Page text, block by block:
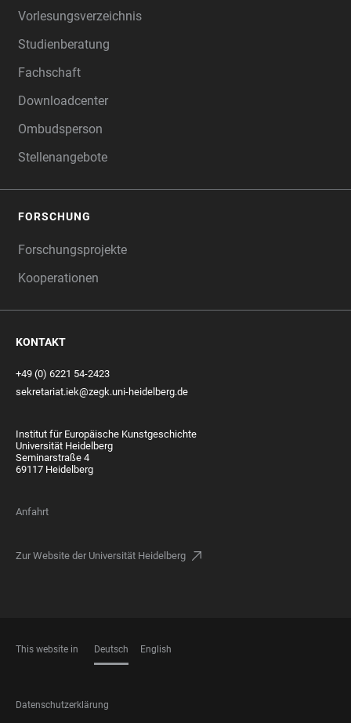
Vorlesungsverzeichnis
Studienberatung
Fachschaft
Downloadcenter
Ombudsperson
Stellenangebote
FORSCHUNG
Forschungsprojekte
Kooperationen
KONTAKT
+49 (0) 6221 54-2423
sekretariat.iek@zegk.uni-heidelberg.de
Institut für Europäische Kunstgeschichte
Universität Heidelberg
Seminarstraße 4
69117 Heidelberg
Anfahrt
Zur Website der Universität Heidelberg
This website in Deutsch English
FOOTER
Datenschutzerklärung